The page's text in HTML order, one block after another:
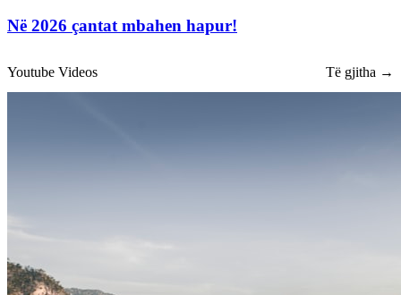
Në 2026 çantat mbahen hapur!
Youtube Videos Të gjitha →